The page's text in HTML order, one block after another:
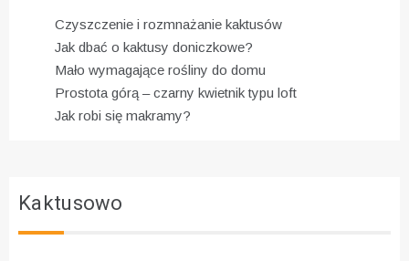
Czyszczenie i rozmnażanie kaktusów
Jak dbać o kaktusy doniczkowe?
Mało wymagające rośliny do domu
Prostota górą – czarny kwietnik typu loft
Jak robi się makramy?
Kaktusowo